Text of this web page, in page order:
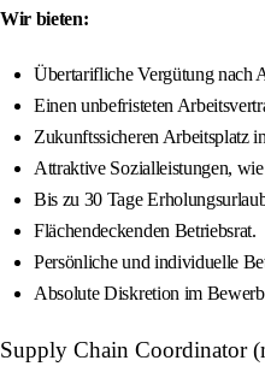
Wir bieten:
Übertarifliche Vergütung nach
Einen unbefristeten
Zukunftssicheren Arbeitsplatz
Attraktive Sozialleistungen,
Bis zu 30 Tage
Flächendeckenden Betriebsrat.
Persönliche und individuelle
Absolute Diskretion im
Supply Chain Coordinator